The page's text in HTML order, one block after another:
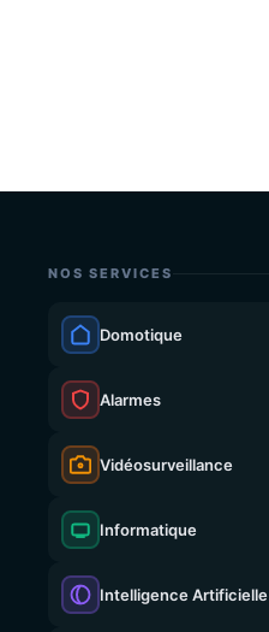
NOS SERVICES
Domotique
Alarmes
Vidéosurveillance
Informatique
Intelligence Artificielle